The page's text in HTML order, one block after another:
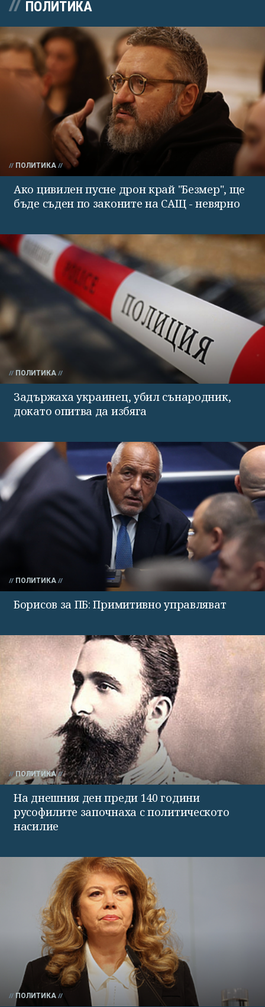
ПОЛИТИКА
ПОЛИТИКА
Ако цивилен пусне дрон край "Безмер", ще
бъде съден по законите на САЩ - невярно
ПОЛИТИКА
Задържаха украинец, убил сънародник,
докато опитва да избяга
ПОЛИТИКА
Борисов за ПБ: Примитивно управляват
ПОЛИТИКА
На днешния ден преди 140 години
русофилите започнаха с политическото
насилие
ПОЛИТИКА